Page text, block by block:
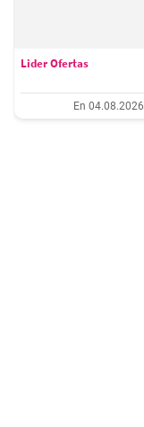
Lider Ofertas
En 04.08.2026